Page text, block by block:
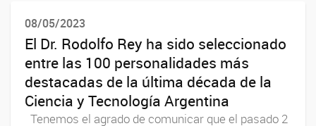
08/05/2023
El Dr. Rodolfo Rey ha sido seleccionado
entre las 100 personalidades más
destacadas de la última década de la
Ciencia y Tecnología Argentina
Tenemos el agrado de comunicar que el pasado 2